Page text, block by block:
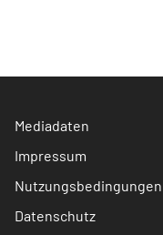
Mediadaten
Impressum
Nutzungsbedingungen
Datenschutz